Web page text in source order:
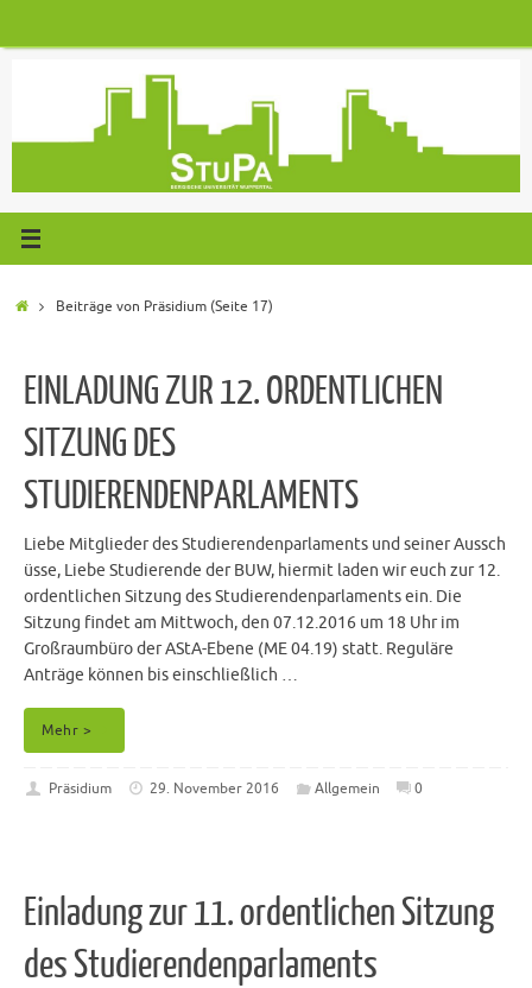
StartBeiträge von Präsidium(Seite 17)
EINLADUNG ZUR 12. ORDENTLICHEN
SITZUNG DES
STUDIERENDENPARLAMENTS
Liebe Mitglieder des Studierendenparlaments und seiner Aussch
üsse, Liebe Studierende der BUW, hiermit laden wir euch zur 12.
ordentlichen Sitzung des Studierendenparlaments ein. Die
Sitzung findet am Mittwoch, den 07.12.2016 um 18 Uhr im
Großraumbüro der AStA-Ebene (ME 04.19) statt. Reguläre
Anträge können bis einschließlich …
Mehr >
Präsidium 29. November 2016 Allgemein 0
Einladung zur 11. ordentlichen Sitzung
des Studierendenparlaments